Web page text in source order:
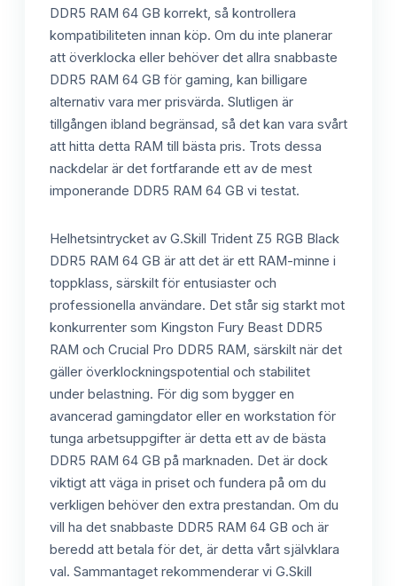
DDR5 RAM 64 GB korrekt, så kontrollera
kompatibiliteten innan köp. Om du inte planerar
att överklocka eller behöver det allra snabbaste
DDR5 RAM 64 GB för gaming, kan billigare
alternativ vara mer prisvärda. Slutligen är
tillgången ibland begränsad, så det kan vara svårt
att hitta detta RAM till bästa pris. Trots dessa
nackdelar är det fortfarande ett av de mest
imponerande DDR5 RAM 64 GB vi testat.
Helhetsintrycket av G.Skill Trident Z5 RGB Black
DDR5 RAM 64 GB är att det är ett RAM-minne i
toppklass, särskilt för entusiaster och
professionella användare. Det står sig starkt mot
konkurrenter som Kingston Fury Beast DDR5
RAM och Crucial Pro DDR5 RAM, särskilt när det
gäller överklockningspotential och stabilitet
under belastning. För dig som bygger en
avancerad gamingdator eller en workstation för
tunga arbetsuppgifter är detta ett av de bästa
DDR5 RAM 64 GB på marknaden. Det är dock
viktigt att väga in priset och fundera på om du
verkligen behöver den extra prestandan. Om du
vill ha det snabbaste DDR5 RAM 64 GB och är
beredd att betala för det, är detta vårt självklara
val. Sammantaget rekommenderar vi G.Skill